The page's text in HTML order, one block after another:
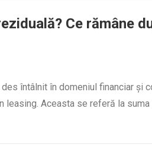
Ce rămâne
întâlnit în domeniul financiar și
leasing. Aceasta se referă la suma